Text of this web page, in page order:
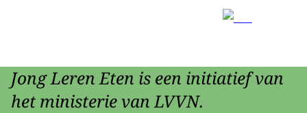
Jong Leren Eten is een initiatief van
het ministerie van LVVN.